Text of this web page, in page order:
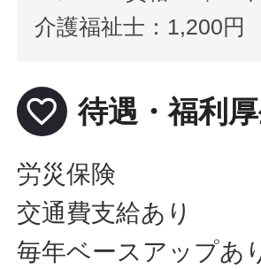
介護福祉士：1,200円
favorite_border 待遇・福利
労災保険
交通費支給あり
毎年ベースアップあ